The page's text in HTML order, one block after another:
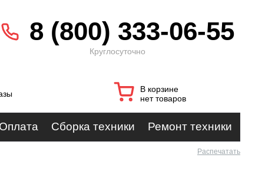
8 (800) 333-06-55
Круглосуточно
В корзине
нет товаров
Оплата Сборка техники Ремонт техники
Распечатать